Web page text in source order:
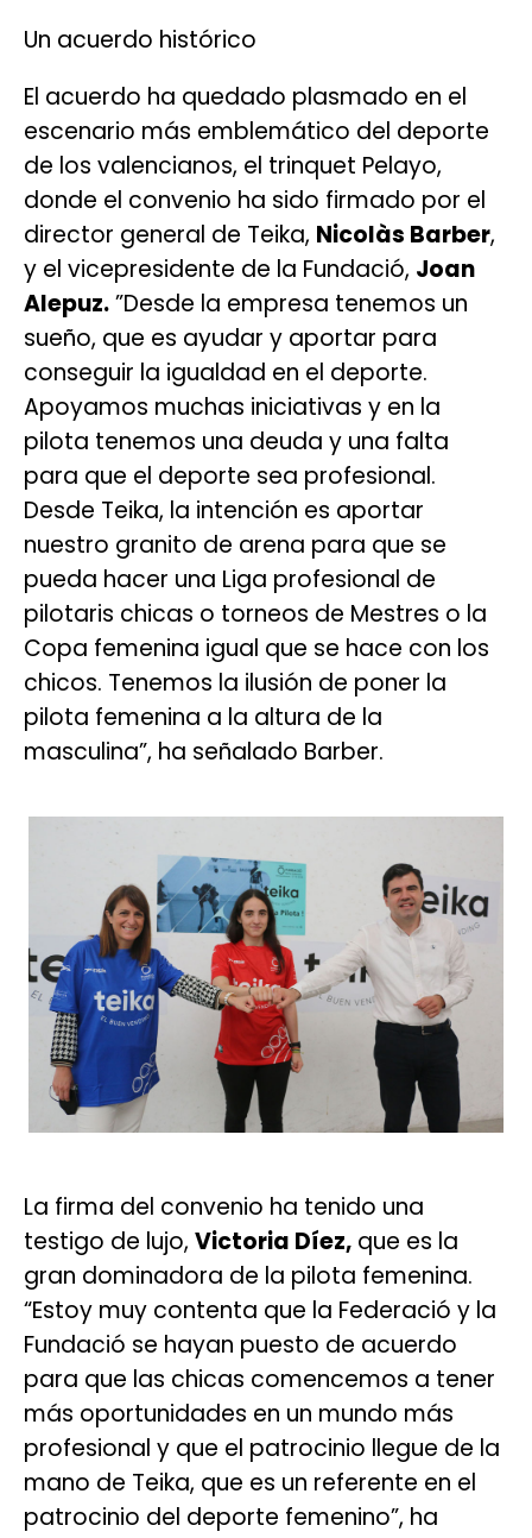
Un acuerdo histórico
El acuerdo ha quedado plasmado en el
escenario más emblemático del deporte
de los valencianos, el trinquet Pelayo,
donde el convenio ha sido firmado por el
director general de Teika, Nicolàs Barber,
y el vicepresidente de la Fundació, Joan
Alepuz.”Desde la empresa tenemos un
sueño, que es ayudar y aportar para
conseguir la igualdad en el deporte.
Apoyamos muchas iniciativas y en la
pilota tenemos una deuda y una falta
para que el deporte sea profesional.
Desde Teika, la intención es aportar
nuestro granito de arena para que se
pueda hacer una Liga profesional de
pilotaris chicas o torneos de Mestres o la
Copa femenina igual que se hace con los
chicos. Tenemos la ilusión de poner la
pilota femenina a la altura de la
masculina”, ha señalado Barber.
La firma del convenio ha tenido una
testigo de lujo, Victoria Díez, que es la
gran dominadora de la pilota femenina.
“Estoy muy contenta que la Federació y la
Fundació se hayan puesto de acuerdo
para que las chicas comencemos a tener
más oportunidades en un mundo más
profesional y que el patrocinio llegue de la
mano de Teika, que es un referente en el
patrocinio del deporte femenino”, ha